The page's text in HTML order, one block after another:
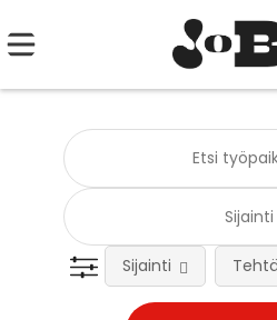
Sijainti